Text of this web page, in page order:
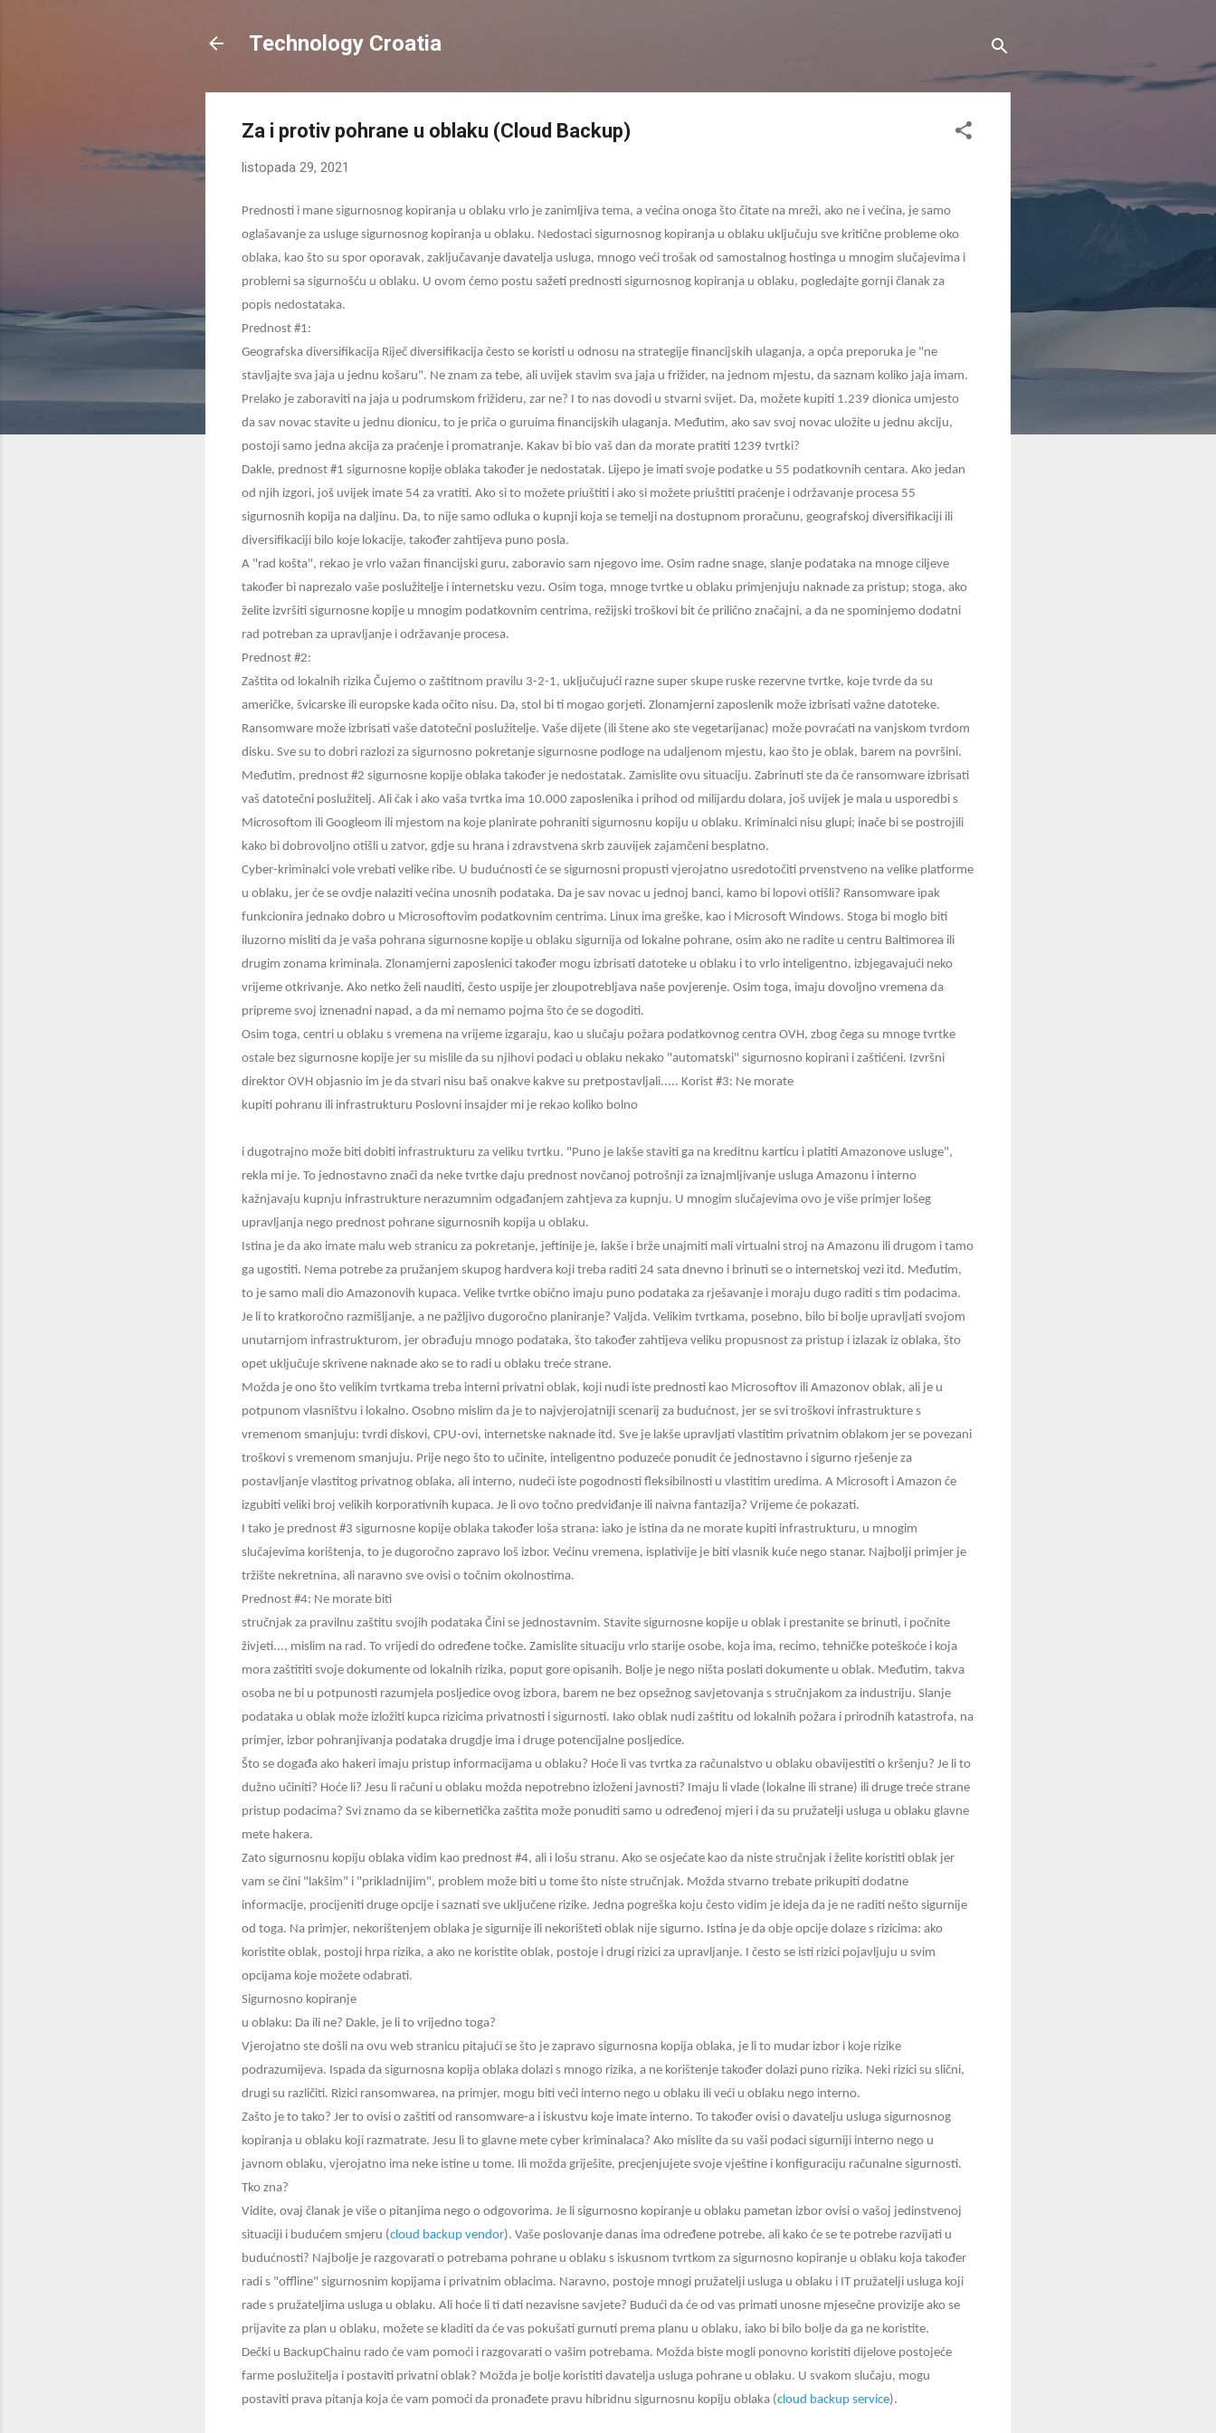
Technology Croatia
Za i protiv pohrane u oblaku (Cloud Backup)
listopada 29, 2021
Prednosti i mane sigurnosnog kopiranja u oblaku vrlo je zanimljiva tema, a većina onoga što čitate na mreži, ako ne i većina, je samo
oglašavanje za usluge sigurnosnog kopiranja u oblaku. Nedostaci sigurnosnog kopiranja u oblaku uključuju sve kritične probleme oko
oblaka, kao što su spor oporavak, zaključavanje davatelja usluga, mnogo veći trošak od samostalnog hostinga u mnogim slučajevima i
problemi sa sigurnošću u oblaku. U ovom ćemo postu sažeti prednosti sigurnosnog kopiranja u oblaku, pogledajte gornji članak za
popis nedostataka.
Prednost #1:
Geografska diversifikacija Riječ diversifikacija često se koristi u odnosu na strategije financijskih ulaganja, a opća preporuka je "ne
stavljajte sva jaja u jednu košaru". Ne znam za tebe, ali uvijek stavim sva jaja u frižider, na jednom mjestu, da saznam koliko jaja imam.
Prelako je zaboraviti na jaja u podrumskom frižideru, zar ne? I to nas dovodi u stvarni svijet. Da, možete kupiti 1.239 dionica umjesto
da sav novac stavite u jednu dionicu, to je priča o guruima financijskih ulaganja. Međutim, ako sav svoj novac uložite u jednu akciju,
postoji samo jedna akcija za praćenje i promatranje. Kakav bi bio vaš dan da morate pratiti 1239 tvrtki?
Dakle, prednost #1 sigurnosne kopije oblaka također je nedostatak. Lijepo je imati svoje podatke u 55 podatkovnih centara. Ako jedan
od njih izgori, još uvijek imate 54 za vratiti. Ako si to možete priuštiti i ako si možete priuštiti praćenje i održavanje procesa 55
sigurnosnih kopija na daljinu. Da, to nije samo odluka o kupnji koja se temelji na dostupnom proračunu, geografskoj diversifikaciji ili
diversifikaciji bilo koje lokacije, također zahtijeva puno posla.
A "rad košta", rekao je vrlo važan financijski guru, zaboravio sam njegovo ime. Osim radne snage, slanje podataka na mnoge ciljeve
također bi naprezalo vaše poslužitelje i internetsku vezu. Osim toga, mnoge tvrtke u oblaku primjenjuju naknade za pristup; stoga, ako
želite izvršiti sigurnosne kopije u mnogim podatkovnim centrima, režijski troškovi bit će prilično značajni, a da ne spominjemo dodatni
rad potreban za upravljanje i održavanje procesa.
Prednost #2:
Zaštita od lokalnih rizika Čujemo o zaštitnom pravilu 3-2-1, uključujući razne super skupe ruske rezervne tvrtke, koje tvrde da su
američke, švicarske ili europske kada očito nisu. Da, stol bi ti mogao gorjeti. Zlonamjerni zaposlenik može izbrisati važne datoteke.
Ransomware može izbrisati vaše datotečni poslužitelje. Vaše dijete (ili štene ako ste vegetarijanac) može povraćati na vanjskom tvrdom
disku. Sve su to dobri razlozi za sigurnosno pokretanje sigurnosne podloge na udaljenom mjestu, kao što je oblak, barem na površini.
Međutim, prednost #2 sigurnosne kopije oblaka također je nedostatak. Zamislite ovu situaciju. Zabrinuti ste da će ransomware izbrisati
vaš datotečni poslužitelj. Ali čak i ako vaša tvrtka ima 10.000 zaposlenika i prihod od milijardu dolara, još uvijek je mala u usporedbi s
Microsoftom ili Googleom ili mjestom na koje planirate pohraniti sigurnosnu kopiju u oblaku. Kriminalci nisu glupi; inače bi se postrojili
kako bi dobrovoljno otišli u zatvor, gdje su hrana i zdravstvena skrb zauvijek zajamčeni besplatno.
Cyber-kriminalci vole vrebati velike ribe. U budućnosti će se sigurnosni propusti vjerojatno usredotočiti prvenstveno na velike platforme
u oblaku, jer će se ovdje nalaziti većina unosnih podataka. Da je sav novac u jednoj banci, kamo bi lopovi otišli? Ransomware ipak
funkcionira jednako dobro u Microsoftovim podatkovnim centrima. Linux ima greške, kao i Microsoft Windows. Stoga bi moglo biti
iluzorno misliti da je vaša pohrana sigurnosne kopije u oblaku sigurnija od lokalne pohrane, osim ako ne radite u centru Baltimorea ili
drugim zonama kriminala. Zlonamjerni zaposlenici također mogu izbrisati datoteke u oblaku i to vrlo inteligentno, izbjegavajući neko
vrijeme otkrivanje. Ako netko želi nauditi, često uspije jer zloupotrebljava naše povjerenje. Osim toga, imaju dovoljno vremena da
pripreme svoj iznenadni napad, a da mi nemamo pojma što će se dogoditi.
Osim toga, centri u oblaku s vremena na vrijeme izgaraju, kao u slučaju požara podatkovnog centra OVH, zbog čega su mnoge tvrtke
ostale bez sigurnosne kopije jer su mislile da su njihovi podaci u oblaku nekako "automatski" sigurnosno kopirani i zaštićeni. Izvršni
direktor OVH objasnio im je da stvari nisu baš onakve kakve su pretpostavljali..... Korist #3: Ne morate
kupiti pohranu ili infrastrukturu Poslovni insajder mi je rekao koliko bolno
i dugotrajno može biti dobiti infrastrukturu za veliku tvrtku. "Puno je lakše staviti ga na kreditnu karticu i platiti Amazonove usluge",
rekla mi je. To jednostavno znači da neke tvrtke daju prednost novčanoj potrošnji za iznajmljivanje usluga Amazonu i interno
kažnjavaju kupnju infrastrukture nerazumnim odgađanjem zahtjeva za kupnju. U mnogim slučajevima ovo je više primjer lošeg
upravljanja nego prednost pohrane sigurnosnih kopija u oblaku.
Istina je da ako imate malu web stranicu za pokretanje, jeftinije je, lakše i brže unajmiti mali virtualni stroj na Amazonu ili drugom i tamo
ga ugostiti. Nema potrebe za pružanjem skupog hardvera koji treba raditi 24 sata dnevno i brinuti se o internetskoj vezi itd. Međutim,
to je samo mali dio Amazonovih kupaca. Velike tvrtke obično imaju puno podataka za rješavanje i moraju dugo raditi s tim podacima.
Je li to kratkoročno razmišljanje, a ne pažljivo dugoročno planiranje? Valjda. Velikim tvrtkama, posebno, bilo bi bolje upravljati svojom
unutarnjom infrastrukturom, jer obrađuju mnogo podataka, što također zahtijeva veliku propusnost za pristup i izlazak iz oblaka, što
opet uključuje skrivene naknade ako se to radi u oblaku treće strane.
Možda je ono što velikim tvrtkama treba interni privatni oblak, koji nudi iste prednosti kao Microsoftov ili Amazonov oblak, ali je u
potpunom vlasništvu i lokalno. Osobno mislim da je to najvjerojatniji scenarij za budućnost, jer se svi troškovi infrastrukture s
vremenom smanjuju: tvrdi diskovi, CPU-ovi, internetske naknade itd. Sve je lakše upravljati vlastitim privatnim oblakom jer se povezani
troškovi s vremenom smanjuju. Prije nego što to učinite, inteligentno poduzeće ponudit će jednostavno i sigurno rješenje za
postavljanje vlastitog privatnog oblaka, ali interno, nudeći iste pogodnosti fleksibilnosti u vlastitim uredima. A Microsoft i Amazon će
izgubiti veliki broj velikih korporativnih kupaca. Je li ovo točno predviđanje ili naivna fantazija? Vrijeme će pokazati.
I tako je prednost #3 sigurnosne kopije oblaka također loša strana: iako je istina da ne morate kupiti infrastrukturu, u mnogim
slučajevima korištenja, to je dugoročno zapravo loš izbor. Većinu vremena, isplativije je biti vlasnik kuće nego stanar. Najbolji primjer je
tržište nekretnina, ali naravno sve ovisi o točnim okolnostima.
Prednost #4: Ne morate biti
stručnjak za pravilnu zaštitu svojih podataka Čini se jednostavnim. Stavite sigurnosne kopije u oblak i prestanite se brinuti, i počnite
živjeti..., mislim na rad. To vrijedi do određene točke. Zamislite situaciju vrlo starije osobe, koja ima, recimo, tehničke poteškoće i koja
mora zaštititi svoje dokumente od lokalnih rizika, poput gore opisanih. Bolje je nego ništa poslati dokumente u oblak. Međutim, takva
osoba ne bi u potpunosti razumjela posljedice ovog izbora, barem ne bez opsežnog savjetovanja s stručnjakom za industriju. Slanje
podataka u oblak može izložiti kupca rizicima privatnosti i sigurnosti. Iako oblak nudi zaštitu od lokalnih požara i prirodnih katastrofa, na
primjer, izbor pohranjivanja podataka drugdje ima i druge potencijalne posljedice.
Što se događa ako hakeri imaju pristup informacijama u oblaku? Hoće li vas tvrtka za računalstvo u oblaku obavijestiti o kršenju? Je li to
dužno učiniti? Hoće li? Jesu li računi u oblaku možda nepotrebno izloženi javnosti? Imaju li vlade (lokalne ili strane) ili druge treće strane
pristup podacima? Svi znamo da se kibernetička zaštita može ponuditi samo u određenoj mjeri i da su pružatelji usluga u oblaku glavne
mete hakera.
Zato sigurnosnu kopiju oblaka vidim kao prednost #4, ali i lošu stranu. Ako se osjećate kao da niste stručnjak i želite koristiti oblak jer
vam se čini "lakšim" i "prikladnijim", problem može biti u tome što niste stručnjak. Možda stvarno trebate prikupiti dodatne
informacije, procijeniti druge opcije i saznati sve uključene rizike. Jedna pogreška koju često vidim je ideja da je ne raditi nešto sigurnije
od toga. Na primjer, nekorištenjem oblaka je sigurnije ili nekorišteti oblak nije sigurno. Istina je da obje opcije dolaze s rizicima: ako
koristite oblak, postoji hrpa rizika, a ako ne koristite oblak, postoje i drugi rizici za upravljanje. I često se isti rizici pojavljuju u svim
opcijama koje možete odabrati.
Sigurnosno kopiranje
u oblaku: Da ili ne? Dakle, je li to vrijedno toga?
Vjerojatno ste došli na ovu web stranicu pitajući se što je zapravo sigurnosna kopija oblaka, je li to mudar izbor i koje rizike
podrazumijeva. Ispada da sigurnosna kopija oblaka dolazi s mnogo rizika, a ne korištenje također dolazi puno rizika. Neki rizici su slični,
drugi su različiti. Rizici ransomwarea, na primjer, mogu biti veći interno nego u oblaku ili veći u oblaku nego interno.
Zašto je to tako? Jer to ovisi o zaštiti od ransomware-a i iskustvu koje imate interno. To također ovisi o davatelju usluga sigurnosnog
kopiranja u oblaku koji razmatrate. Jesu li to glavne mete cyber kriminalaca? Ako mislite da su vaši podaci sigurniji interno nego u
javnom oblaku, vjerojatno ima neke istine u tome. Ili možda griješite, precjenjujete svoje vještine i konfiguraciju računalne sigurnosti.
Tko zna?
Vidite, ovaj članak je više o pitanjima nego o odgovorima. Je li sigurnosno kopiranje u oblaku pametan izbor ovisi o vašoj jedinstvenoj
situaciji i budućem smjeru (cloud backup vendor). Vaše poslovanje danas ima određene potrebe, ali kako će se te potrebe razvijati u
budućnosti? Najbolje je razgovarati o potrebama pohrane u oblaku s iskusnom tvrtkom za sigurnosno kopiranje u oblaku koja također
radi s "offline" sigurnosnim kopijama i privatnim oblacima. Naravno, postoje mnogi pružatelji usluga u oblaku i IT pružatelji usluga koji
rade s pružateljima usluga u oblaku. Ali hoće li ti dati nezavisne savjete? Budući da će od vas primati unosne mjesečne provizije ako se
prijavite za plan u oblaku, možete se kladiti da će vas pokušati gurnuti prema planu u oblaku, iako bi bilo bolje da ga ne koristite.
Dečki u BackupChainu rado će vam pomoći i razgovarati o vašim potrebama. Možda biste mogli ponovno koristiti dijelove postojeće
farme poslužitelja i postaviti privatni oblak? Možda je bolje koristiti davatelja usluga pohrane u oblaku. U svakom slučaju, mogu
postaviti prava pitanja koja će vam pomoći da pronađete pravu hibridnu sigurnosnu kopiju oblaka (cloud backup service).